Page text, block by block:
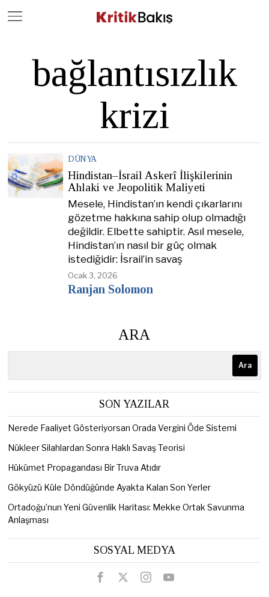
bağlantısızlık
krizi
DÜNYA
Hindistan–İsrail Askerî İlişkilerinin
Ahlaki ve Jeopolitik Maliyeti
Mesele, Hindistan’ın kendi çıkarlarını
gözetme hakkına sahip olup olmadığı
değildir. Elbette sahiptir. Asıl mesele,
Hindistan’ın nasıl bir güç olmak
istediğidir: İsrail’in savaş
Ocak 3, 2026
Ranjan Solomon
ARA
Ara
SON YAZILAR
Nerede Faaliyet Gösteriyorsan Orada Vergini Öde Sistemi
Nükleer Silahlardan Sonra Haklı Savaş Teorisi
Hükümet Propagandası Bir Truva Atıdır
Gökyüzü Küle Döndüğünde Ayakta Kalan Son Yerler
Ortadoğu’nun Yeni Güvenlik Haritası: Mekke Ortak Savunma
Anlaşması
SOSYAL MEDYA